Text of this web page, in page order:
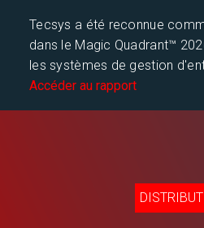
Tecsys a été reconnue
dans le Magic Quadrant™
les systèmes de gestion
Accéder au rapport